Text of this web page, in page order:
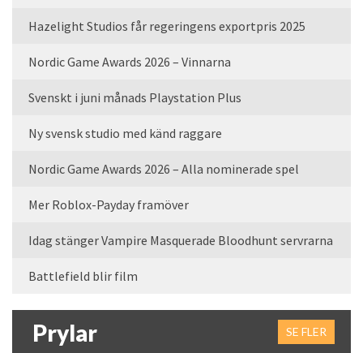
Hazelight Studios får regeringens exportpris 2025
Nordic Game Awards 2026 – Vinnarna
Svenskt i juni månads Playstation Plus
Ny svensk studio med känd raggare
Nordic Game Awards 2026 – Alla nominerade spel
Mer Roblox-Payday framöver
Idag stänger Vampire Masquerade Bloodhunt servrarna
Battlefield blir film
Prylar SE FLER